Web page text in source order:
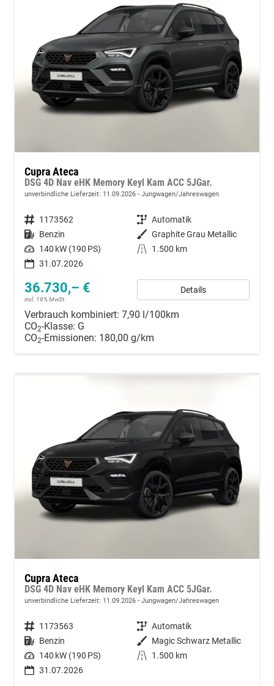
Cupra Ateca
DSG 4D Nav eHK Memory Keyl Kam ACC 5JGar.
unverbindliche Lieferzeit: 11.09.2026 Jungwagen/Jahreswagen
Fahrzeugnummer 1173562 Getriebe Automatik
Kraftstoff Benzin Außenfarbe Graphite Grau Metallic
Leistung 140 kW (190 PS) Kilometerstand
1.500 km
31.07.2026
36.730,– €
incl. 19% MwSt.
Details
Verbrauch kombiniert: 7,90 l/100km
CO2-Klasse: G
CO2-Emissionen: 180,00 g/km
Cupra Ateca
DSG 4D Nav eHK Memory Keyl Kam ACC 5JGar.
unverbindliche Lieferzeit: 11.09.2026 Jungwagen/Jahreswagen
Fahrzeugnummer 1173563 Getriebe Automatik
Kraftstoff Benzin Außenfarbe Magic Schwarz Metallic
Leistung 140 kW (190 PS) Kilometerstand
1.500 km
31.07.2026